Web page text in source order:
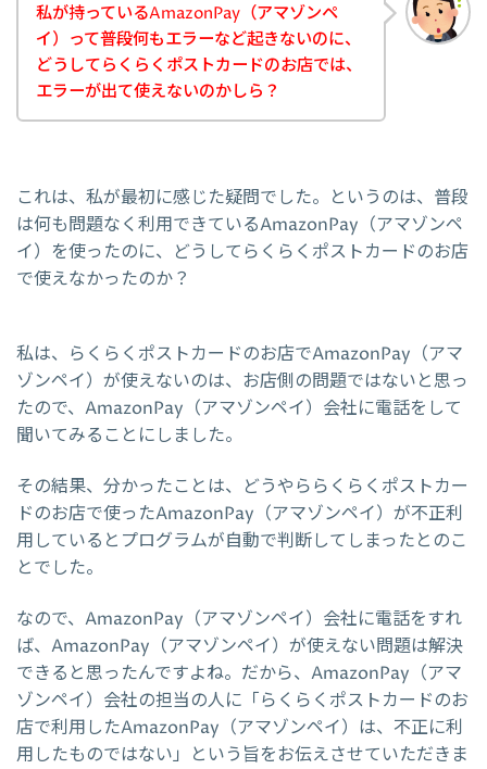
私が持っているAmazonPay（アマゾンペ
イ）って普段何もエラーなど起きないのに、
どうしてらくらくポストカードのお店では、
エラーが出て使えないのかしら？
これは、私が最初に感じた疑問でした。というのは、普段
は何も問題なく利用できているAmazonPay（アマゾンペ
イ）を使ったのに、どうしてらくらくポストカードのお店
で使えなかったのか？
私は、らくらくポストカードのお店でAmazonPay（アマ
ゾンペイ）が使えないのは、お店側の問題ではないと思っ
たので、AmazonPay（アマゾンペイ）会社に電話をして
聞いてみることにしました。
その結果、分かったことは、どうやららくらくポストカー
ドのお店で使ったAmazonPay（アマゾンペイ）が不正利
用しているとプログラムが自動で判断してしまったとのこ
とでした。
なので、AmazonPay（アマゾンペイ）会社に電話をすれ
ば、AmazonPay（アマゾンペイ）が使えない問題は解決
できると思ったんですよね。だから、AmazonPay（アマ
ゾンペイ）会社の担当の人に「らくらくポストカードのお
店で利用したAmazonPay（アマゾンペイ）は、不正に利
用したものではない」という旨をお伝えさせていただきま